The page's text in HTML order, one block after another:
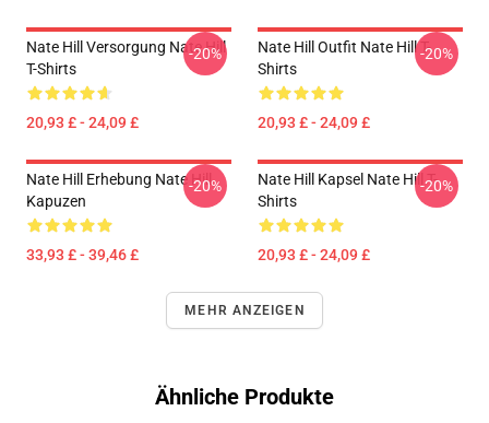
Nate Hill Versorgung Nate Hill
T-Shirts
20,93 £ - 24,09 £
-20%
Nate Hill Outfit Nate Hill T-
Shirts
20,93 £ - 24,09 £
-20%
Nate Hill Erhebung Nate Hill
Kapuzen
33,93 £ - 39,46 £
-20%
Nate Hill Kapsel Nate Hill T-
Shirts
20,93 £ - 24,09 £
-20%
MEHR ANZEIGEN
Ähnliche Produkte